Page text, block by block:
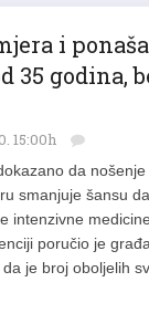
i
35 godina,
15:00h
da
smanjuje šansu
intenzivne
poručio je
da je broj oboljelih